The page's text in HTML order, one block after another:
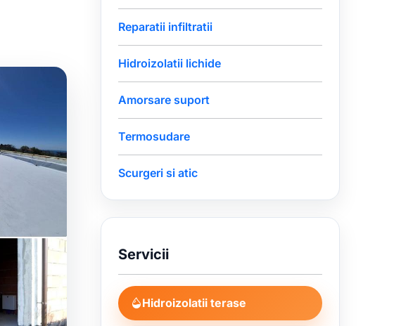
Reparatii infiltratii
Hidroizolatii lichide
Amorsare suport
Termosudare
Scurgeri si atic
Servicii
Hidroizolatii terase